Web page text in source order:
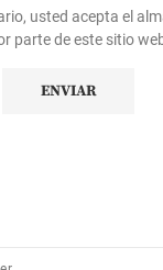
usted acepta el
parte de este sitio